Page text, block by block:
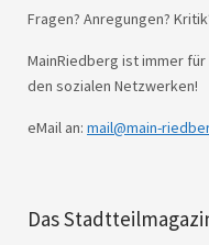
Fragen? Anregungen?
MainRiedberg ist immer für
den sozialen Netzwerken!
eMail an: mail@main-
Das